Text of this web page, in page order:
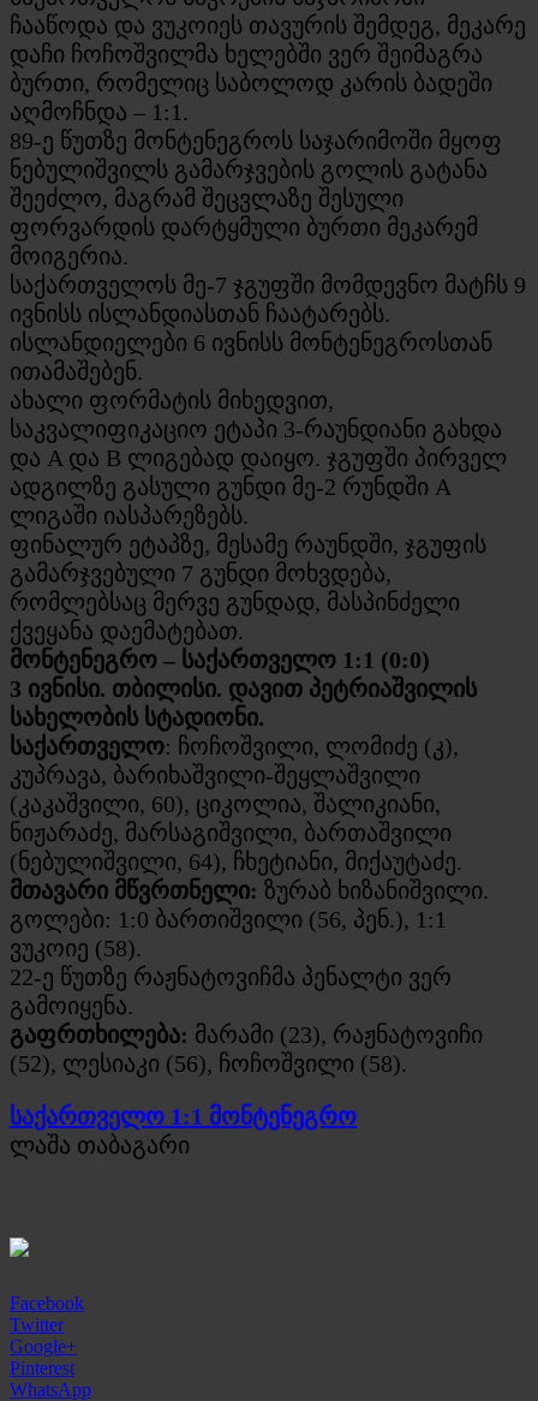
ჩააწოდა და ვუკოიეს თავურის შემდეგ, მეკარე
დაჩი ჩოჩოშვილმა ხელებში ვერ შეიმაგრა
ბურთი, რომელიც საბოლოდ კარის ბადეში
აღმოჩნდა – 1:1.
89-ე წუთზე მონტენეგროს საჯარიმოში მყოფ
ნებულიშვილს გამარჯვების გოლის გატანა
შეეძლო, მაგრამ შეცვლაზე შესული
ფორვარდის დარტყმული ბურთი მეკარემ
მოიგერია.
საქართველოს მე-7 ჯგუფში მომდევნო მატჩს 9
ივნისს ისლანდიასთან ჩაატარებს.
ისლანდიელები 6 ივნისს მონტენეგროსთან
ითამაშებენ.
ახალი ფორმატის მიხედვით,
საკვალიფიკაციო ეტაპი 3-რაუნდიანი გახდა
და A და B ლიგებად დაიყო. ჯგუფში პირველ
ადგილზე გასული გუნდი მე-2 რუნდში A
ლიგაში იასპარეზებს.
ფინალურ ეტაპზე, მესამე რაუნდში, ჯგუფის
გამარჯვებული 7 გუნდი მოხვდება,
რომლებსაც მერვე გუნდად, მასპინძელი
ქვეყანა დაემატებათ.
მონტენეგრო – საქართველო 1:1 (0:0)
3 ივნისი. თბილისი. დავით პეტრიაშვილის
სახელობის სტადიონი.
საქართველო: ჩოჩოშვილი, ლომიძე (კ),
კუპრავა, ბარიხაშვილი-შეყლაშვილი
(კაკაშვილი, 60), ციკოლია, შალიკიანი,
ნიჟარაძე, მარსაგიშვილი, ბართაშვილი
(ნებულიშვილი, 64), ჩხეტიანი, მიქაუტაძე.
მთავარი მწვრთნელი: ზურაბ ხიზანიშვილი.
გოლები: 1:0 ბართიშვილი (56, პენ.), 1:1
ვუკოიე (58).
22-ე წუთზე რაჟნატოვიჩმა პენალტი ვერ
გამოიყენა.
გაფრთხილება: მარამი (23), რაჟნატოვიჩი
(52), ლესიაკი (56), ჩოჩოშვილი (58).
საქართველო 1:1 მონტენეგრო
ლაშა თაბაგარი
Facebook
Twitter
Google+
Pinterest
WhatsApp